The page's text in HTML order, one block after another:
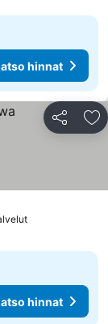
hinnat
Jaa
Katso hinnat
hinnat